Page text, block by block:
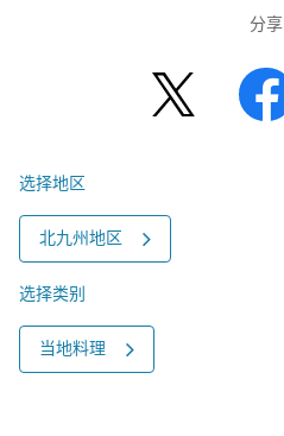
分享
选择地区
北九州地区
选择类别
当地料理